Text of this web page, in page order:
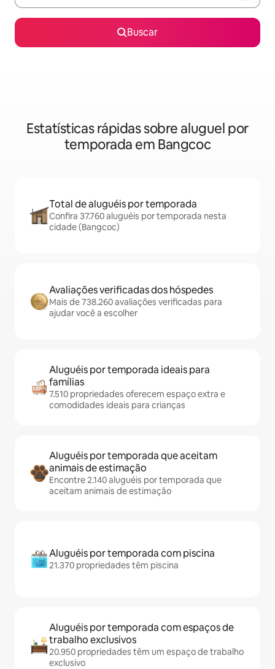
Buscar
Estatísticas rápidas sobre aluguel por
temporada em Bangcoc
Total de aluguéis por temporada
Confira 37.760 aluguéis por temporada nesta
cidade (Bangcoc)
Avaliações verificadas dos hóspedes
Mais de 738.260 avaliações verificadas para
ajudar você a escolher
Aluguéis por temporada ideais para
famílias
7.510 propriedades oferecem espaço extra e
comodidades ideais para crianças
Aluguéis por temporada que aceitam
animais de estimação
Encontre 2.140 aluguéis por temporada que
aceitam animais de estimação
Aluguéis por temporada com piscina
21.370 propriedades têm piscina
Aluguéis por temporada com espaços de
trabalho exclusivos
20.950 propriedades têm um espaço de trabalho
exclusivo